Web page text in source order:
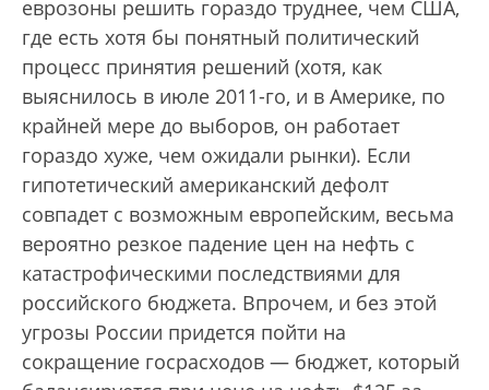
еврозоны решить гораздо труднее, чем США,
где есть хотя бы понятный политический
процесс принятия решений (хотя, как
выяснилось в июле 2011-го, и в Америке, по
крайней мере до выборов, он работает
гораздо хуже, чем ожидали рынки). Если
гипотетический американский дефолт
совпадет с возможным европейским, весьма
вероятно резкое падение цен на нефть с
катастрофическими последствиями для
российского бюджета. Впрочем, и без этой
угрозы России придется пойти на
сокращение госрасходов — бюджет, который